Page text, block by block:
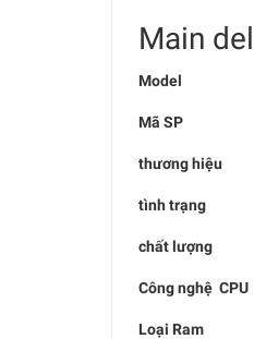
Main
Model
Mã SP
thương
tình
chất
Công nghệ
Loại